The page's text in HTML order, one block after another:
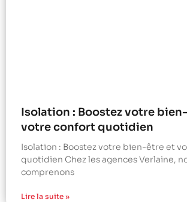
Isolation : Boostez votre
votre confort quotidien
Isolation : Boostez votre bien-être et
quotidien Chez les agences Verlaine,
comprenons
Lire la suite »